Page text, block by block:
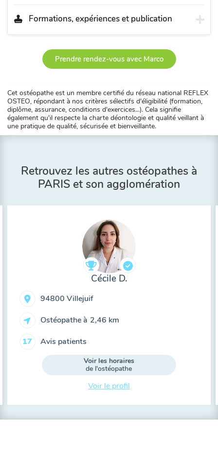
Formations, expériences et publication
Prendre rendez-vous avec Marco
Cet ostéopathe est un membre certifié du réseau national REFLEX
OSTEO, répondant à nos critères sélectifs d'éligibilité (formation,
diplôme, assurance, conditions d'exercices...). Cela signifie
également qu'il respecte la charte déontologie et qualité veillant à
une pratique de qualité, sécurisée et bienveillante.
Retrouvez les autres ostéopathes à
PARIS et son agglomération
Cécile D.
94800 Villejuif
Ostéopathe à 2,46 km
17 Avis patients
Voir les horaires
de l'ostéopathe
Voir le profil